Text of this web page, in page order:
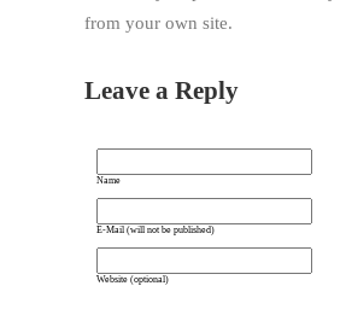
from your own site.
Leave a Reply
Name
E-Mail (will not be published)
Website (optional)